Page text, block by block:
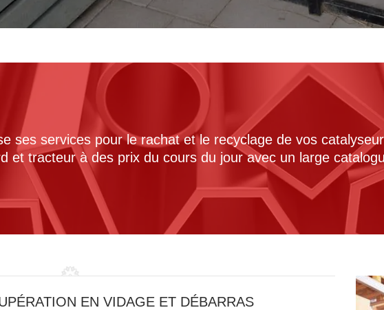
ses services pour le rachat et le recyclage de vos
et tracteur à des prix du cours du jour avec un large
EN VIDAGE ET DÉBARRAS